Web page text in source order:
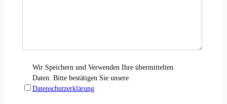
Wir Speichern und Verwenden Ihre übermittelten
Daten. Bitte bestätigen Sie unsere
Datenschutzerklärung